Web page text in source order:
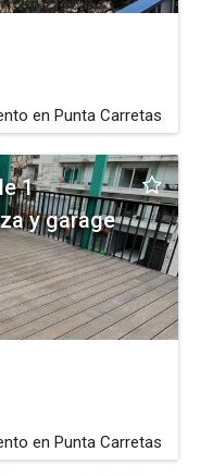
en Punta Carretas
1
y garage
en Punta Carretas